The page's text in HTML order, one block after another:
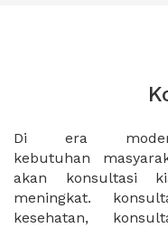
Di era
kebutuhan
akan konsultasi
meningkat.
kesehatan,
konsultasi
konsultasi
dan lain-lain,